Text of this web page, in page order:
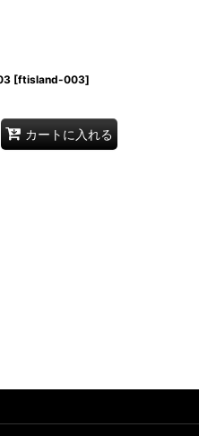
[ftisland-003]
カートに入れる